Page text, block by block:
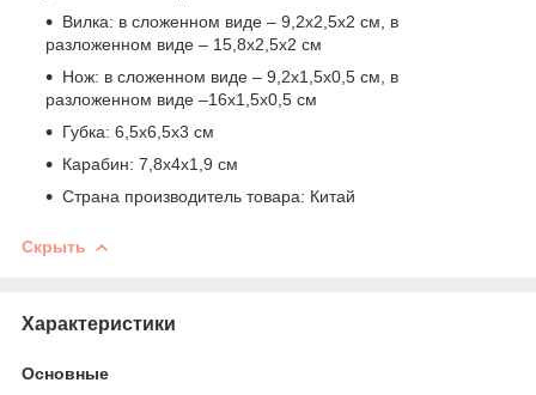
Вилка: в сложенном виде – 9,2х2,5х2 см, в
разложенном виде – 15,8х2,5х2 см
Нож: в сложенном виде – 9,2х1,5х0,5 см, в
разложенном виде –16х1,5х0,5 см
Губка: 6,5х6,5х3 см
Карабин: 7,8х4х1,9 см
Страна производитель товара: Китай
Скрыть
Характеристики
Основные